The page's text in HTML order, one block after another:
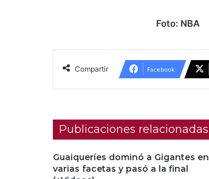
Foto: NBA
Compartir Facebook
Publicaciones relacionadas
Guaiqueríes dominó a Gigantes en
varias facetas y pasó a la final